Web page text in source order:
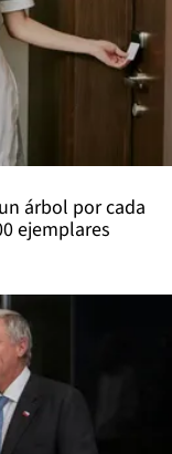
árbol por cada
ejemplares